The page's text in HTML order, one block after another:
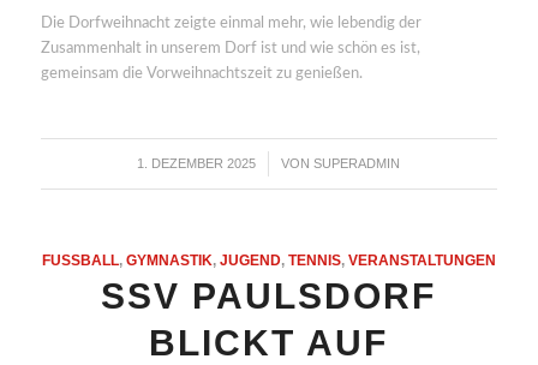
Die Dorfweihnacht zeigte einmal mehr, wie lebendig der
Zusammenhalt in unserem Dorf ist und wie schön es ist,
gemeinsam die Vorweihnachtszeit zu genießen.
1. DEZEMBER 2025
/ VONSUPERADMIN
FUSSBALL , GYMNASTIK, JUGEND, TENNIS, VERANSTALTUNGEN
SSV PAULSDORF
BLICKT AUF